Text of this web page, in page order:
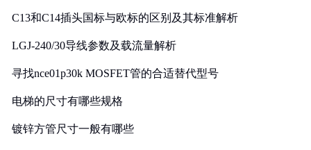
C13和C14插头国标与欧标的区别及其标准解析
LGJ-240/30导线参数及载流量解析
寻找nce01p30k MOSFET管的合适替代型号
电梯的尺寸有哪些规格
镀锌方管尺寸一般有哪些